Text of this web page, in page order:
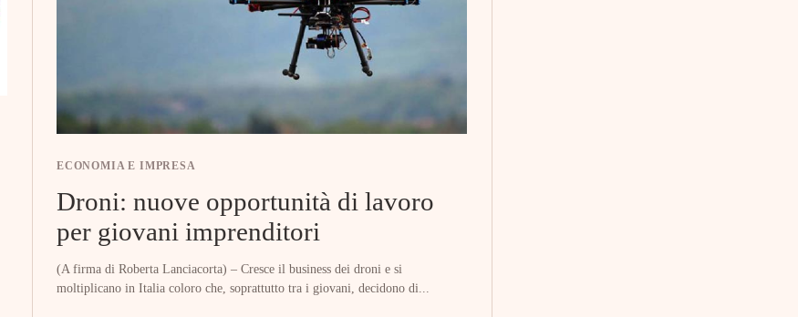
ECONOMIA E IMPRESA
Droni: nuove opportunità di lavoro
per giovani imprenditori
(A firma di Roberta Lanciacorta) – Cresce il business dei droni e si
moltiplicano in Italia coloro che, soprattutto tra i giovani, decidono di...